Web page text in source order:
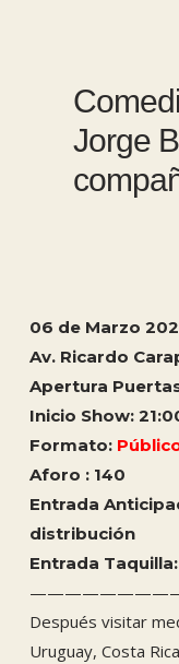
Jorge
06 de Marzo
Av. Ricardo
Apertura
Inicio Show:
Formato:
Aforo : 140
Entrada
distribución
Entrada
Después visitar
Uruguay, Costa